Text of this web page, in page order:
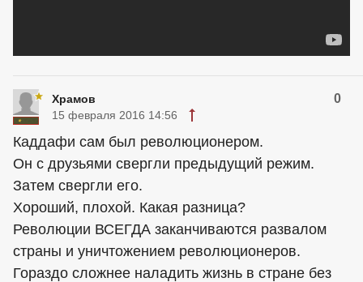
Храмов 0
15 февраля 2016 14:56
Каддафи сам был революционером.
Он с друзьями свергли предыдущий режим.
Затем свергли его.
Хороший, плохой. Какая разница?
Революции ВСЕГДА заканчиваются развалом
страны и уничтожением революционеров.
Гораздо сложнее наладить жизнь в стране без